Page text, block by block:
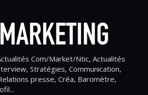
Com/Market/Ntic, Actualités
Stratégies, Communication,
presse, Créa, Baromètre,